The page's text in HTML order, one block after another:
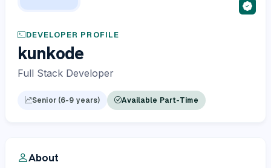
DEVELOPER PROFILE
kunkode
Full Stack Developer
Senior (6-9 years) Available Part-Time
About